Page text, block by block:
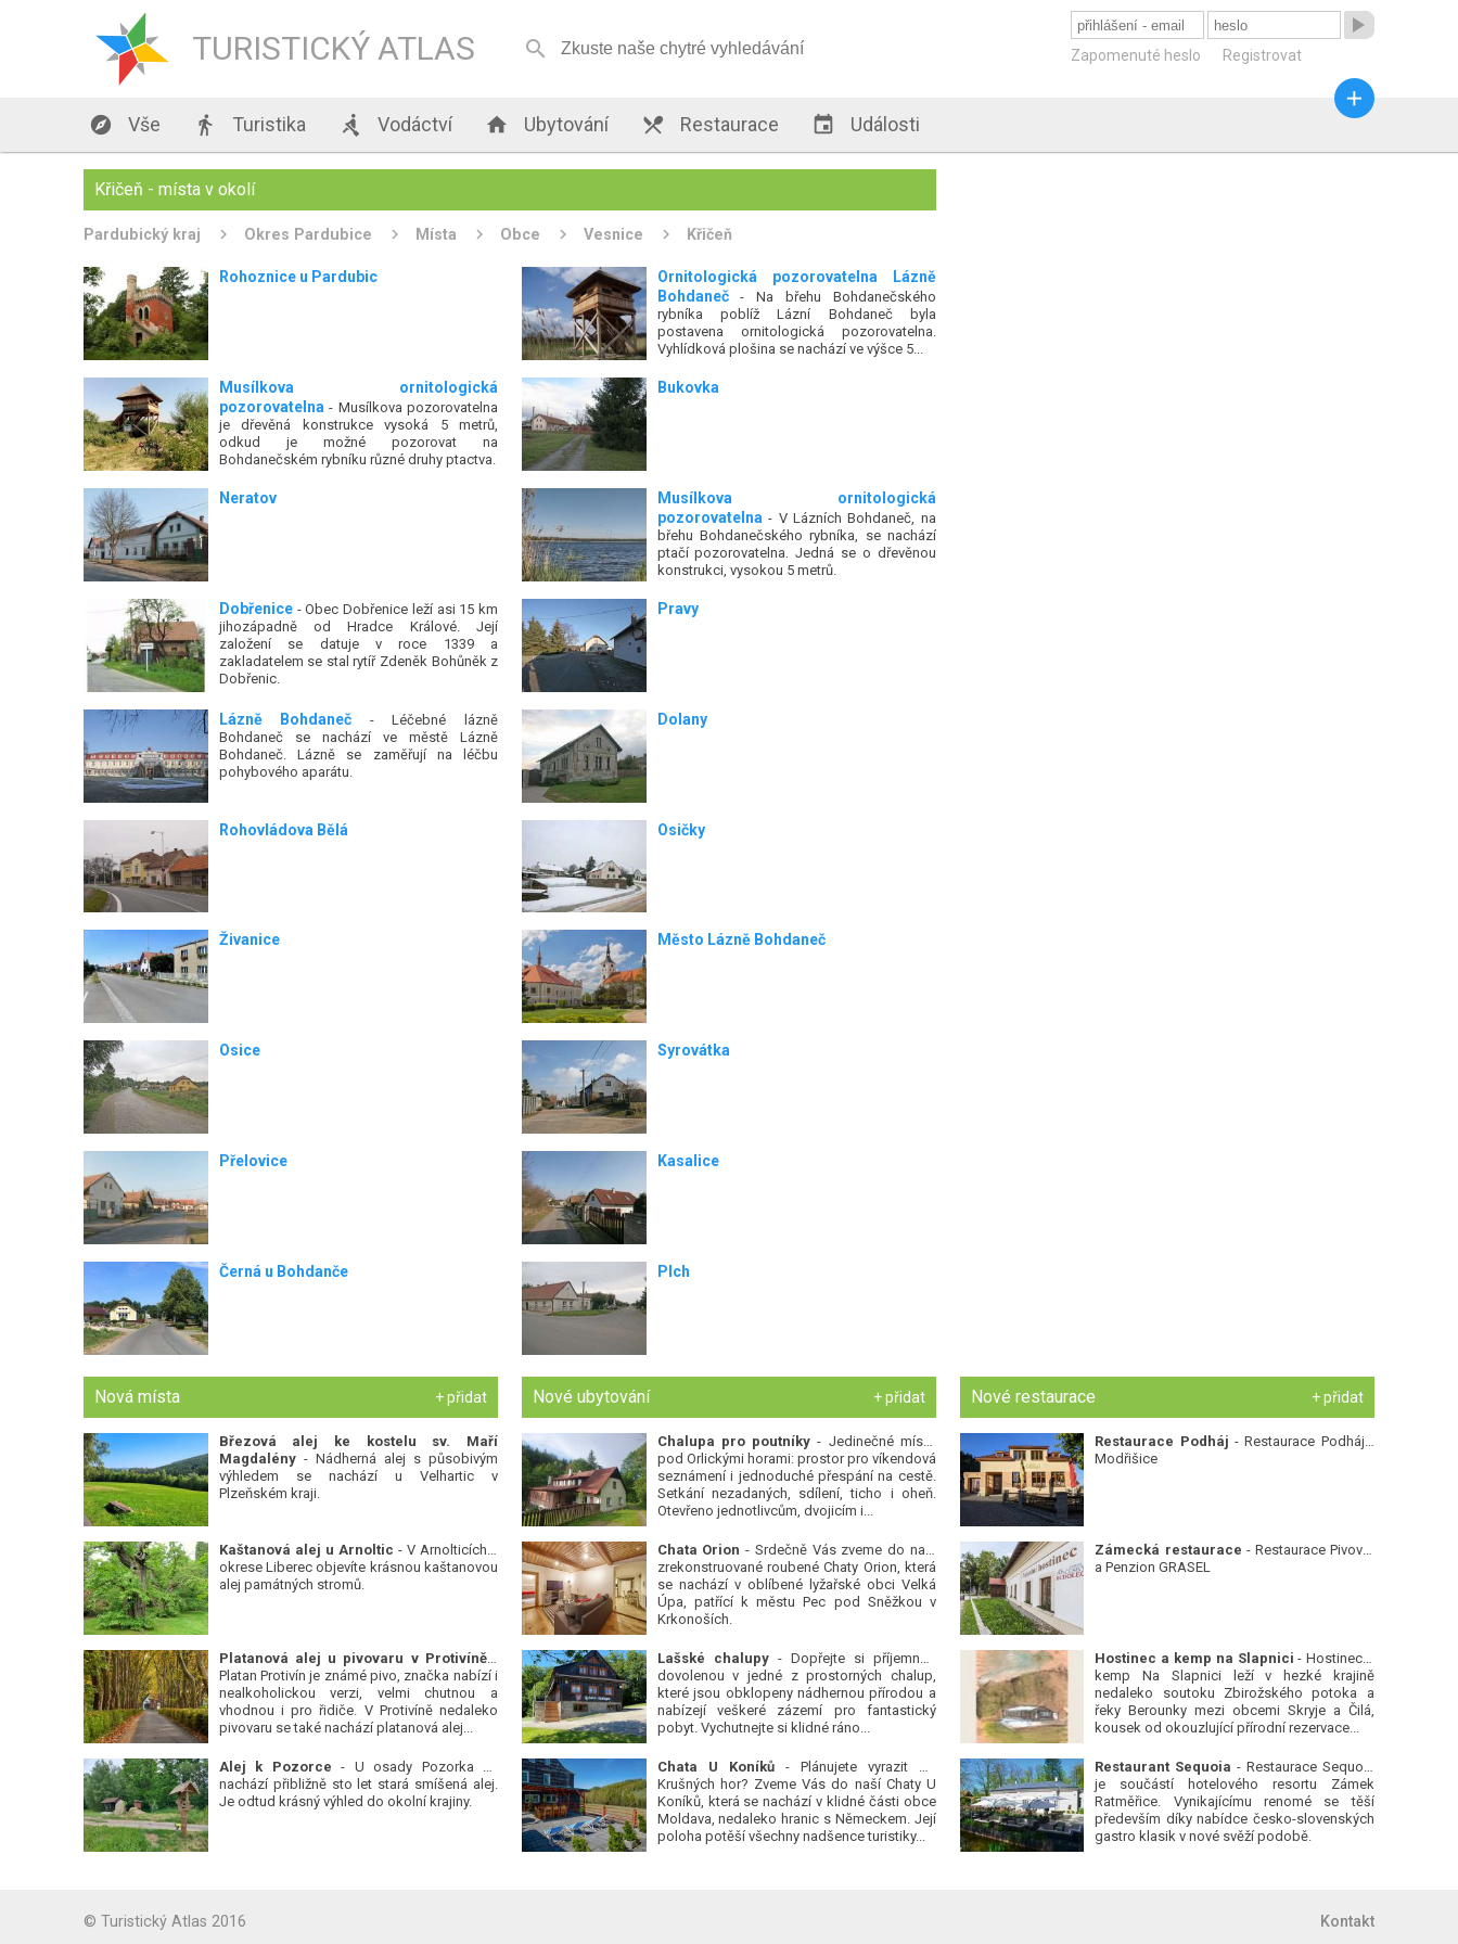
TURISTICKÝ ATLAS 

Zapomenuté heslo Registrovat
 Vše  Turistika  Vodáctví  Ubytování  Restaurace  Události

Křičeň - místa v okolí
Pardubický kraj Okres Pardubice Místa Obce Vesnice Křičeň
Ornitologická pozorovatelna Lázně
Bohdaneč- Na břehu Bohdanečského
rybníka poblíž Lázní Bohdaneč byla
postavena ornitologická pozorovatelna.
Vyhlídková plošina se nachází ve výšce 5...
Rohoznice u Pardubic
Bukovka
Musílkova ornitologická
pozorovatelna - Musílkova pozorovatelna
je dřevěná konstrukce vysoká 5 metrů,
odkud je možné pozorovat na
Bohdanečském rybníku různé druhy ptactva.
Musílkova ornitologická
pozorovatelna - V Lázních Bohdaneč, na
břehu Bohdanečského rybníka, se nachází
ptačí pozorovatelna. Jedná se o dřevěnou
konstrukci, vysokou 5 metrů.
Neratov
Pravy
Dobřenice- Obec Dobřenice leží asi 15 km
jihozápadně od Hradce Králové. Její
založení se datuje v roce 1339 a
zakladatelem se stal rytíř Zdeněk Bohůněk z
Dobřenic.
Dolany
Lázně Bohdaneč - Léčebné lázně
Bohdaneč se nachází ve městě Lázně
Bohdaneč. Lázně se zaměřují na léčbu
pohybového aparátu.
Osičky
Rohovládova Bělá
Město Lázně Bohdaneč
Živanice
Syrovátka
Osice
Kasalice
Přelovice
Plch
Černá u Bohdanče
Nová místa + přidat
Březová alej ke kostelu sv. Maří
Magdalény- Nádherná alej s působivým
výhledem se nachází u Velhartic v
Plzeňském kraji.
Kaštanová alej u Arnoltic - V Arnolticích v
okrese Liberec objevíte krásnou kaštanovou
alej památných stromů.
Platanová alej u pivovaru v Protivíně-
Platan Protivín je známé pivo, značka nabízí i
nealkoholickou verzi, velmi chutnou a
vhodnou i pro řidiče. V Protivíně nedaleko
pivovaru se také nachází platanová alej...
Alej k Pozorce - U osady Pozorka se
nachází přibližně sto let stará smíšená alej.
Je odtud krásný výhled do okolní krajiny.
Nové ubytování + přidat
Chalupa pro poutníky - Jedinečné místo
pod Orlickými horami: prostor pro víkendová
seznámení i jednoduché přespání na cestě.
Setkání nezadaných, sdílení, ticho i oheň.
Otevřeno jednotlivcům, dvojicím i...
Chata Orion - Srdečně Vás zveme do naší
zrekonstruované roubené Chaty Orion, která
se nachází v oblíbené lyžařské obci Velká
Úpa, patřící k městu Pec pod Sněžkou v
Krkonoších.
Lašské chalupy- Dopřejte si příjemnou
dovolenou v jedné z prostorných chalup,
které jsou obklopeny nádhernou přírodou a
nabízejí veškeré zázemí pro fantastický
pobyt. Vychutnejte si klidné ráno...
Chata U Koníků- Plánujete vyrazit do
Krušných hor? Zveme Vás do naší Chaty U
Koníků, která se nachází v klidné části obce
Moldava, nedaleko hranic s Německem. Její
poloha potěší všechny nadšence turistiky...
Nové restaurace + přidat
Restaurace Podháj - Restaurace Podháj -
Modřišice
Zámecká restaurace - Restaurace Pivovar
a Penzion GRASEL
Hostinec a kemp na Slapnici - Hostinec a
kemp Na Slapnici leží v hezké krajině
nedaleko soutoku Zbirožského potoka a
řeky Berounky mezi obcemi Skryje a Čilá,
kousek od okouzlující přírodní rezervace...
Restaurant Sequoia - Restaurace Sequoia
je součástí hotelového resortu Zámek
Ratměřice. Vynikajícímu renomé se těší
především díky nabídce česko-slovenských
gastro klasik v nové svěží podobě.
© Turistický Atlas 2016 Kontakt